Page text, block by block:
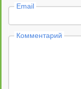
Email
Комментарий